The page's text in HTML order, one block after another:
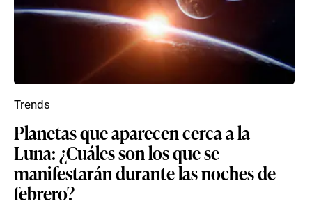
Planetas que aparecen cerca a la
Luna: ¿Cuáles son los que se
manifestarán durante las noches de
febrero?
Trends